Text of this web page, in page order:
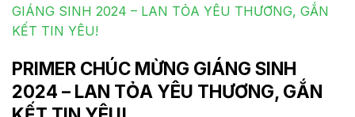
GIÁNG SINH 2024 – LAN TỎA YÊU THƯƠNG, GẮN
KẾT TIN YÊU!
PRIMER CHÚC MỪNG GIÁNG SINH
2024 – LAN TỎA YÊU THƯƠNG, GẮN